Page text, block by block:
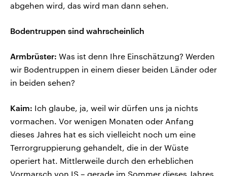
abgehen wird, das wird man dann sehen.
Bodentruppen sind wahrscheinlich
Armbrüster: Was ist denn Ihre Einschätzung? Werden
wir Bodentruppen in einem dieser beiden Länder oder
in beiden sehen?
Kaim: Ich glaube, ja, weil wir dürfen uns ja nichts
vormachen. Vor wenigen Monaten oder Anfang
dieses Jahres hat es sich vielleicht noch um eine
Terrorgruppierung gehandelt, die in der Wüste
operiert hat. Mittlerweile durch den erheblichen
Vormarsch von IS – gerade im Sommer dieses Jahres